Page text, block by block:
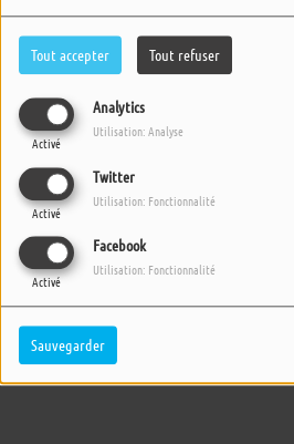
Tout accepter Tout refuser
Analytics
Activé
Utilisation: Analyse
Twitter
Activé
Utilisation: Fonctionnalité
Facebook
Activé
Utilisation: Fonctionnalité
Sauvegarder